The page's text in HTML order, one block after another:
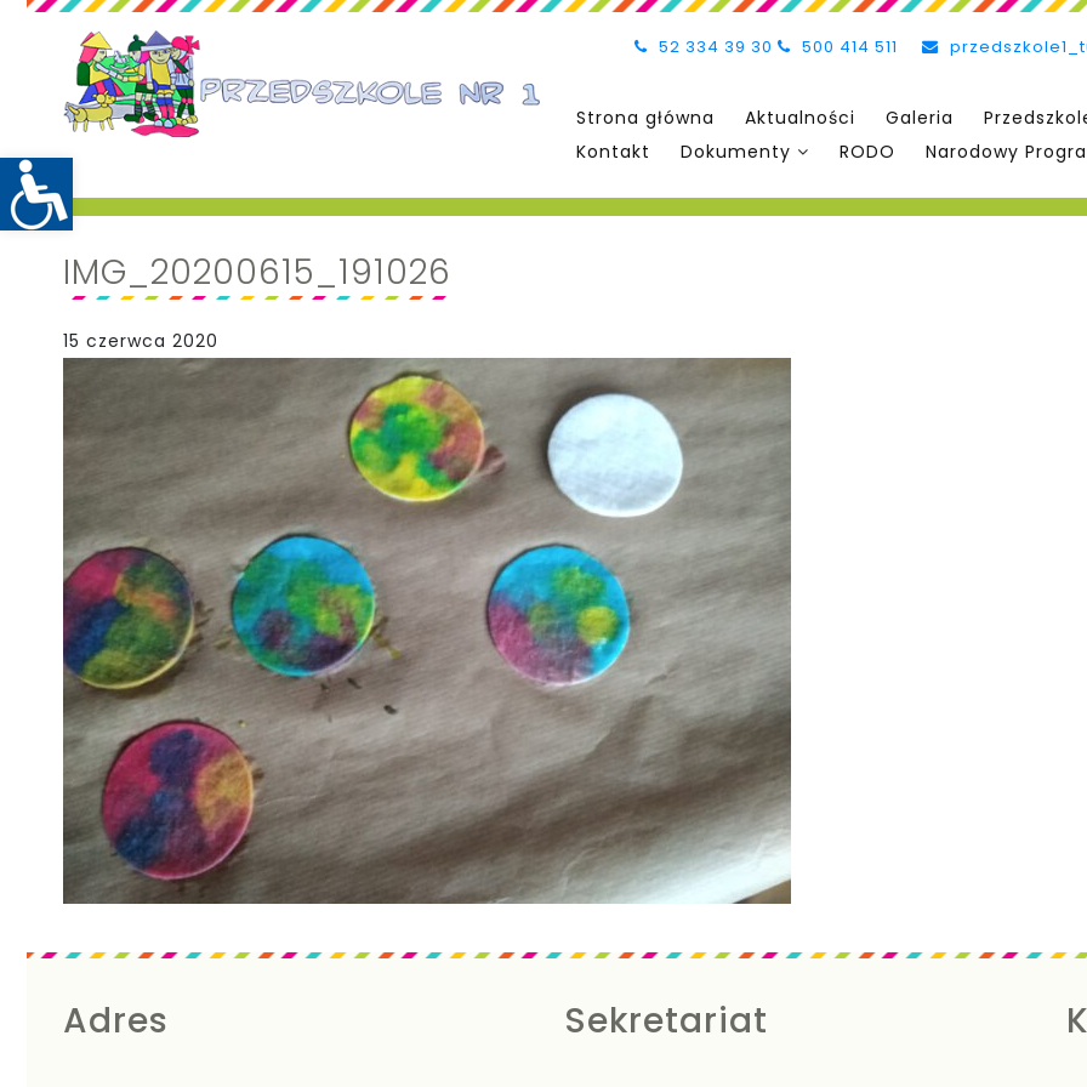
52 334 39 30 500 414 511
Strona główna Aktualności Galeria
Kontakt
Dokumenty RODO Narodowy
IMG_20200615_191026
15 czerwca 2020
Adres Sekretariat